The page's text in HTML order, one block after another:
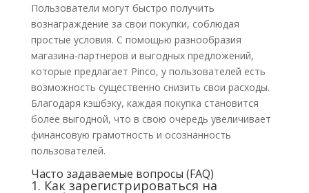
Пользователи могут быстро получить
вознаграждение за свои покупки, соблюдая
простые условия. С помощью разнообразия
магазина-партнеров и выгодных предложений,
которые предлагает Pinco, у пользователей есть
возможность существенно снизить свои расходы.
Благодаря кэшбэку, каждая покупка становится
более выгодной, что в свою очередь увеличивает
финансовую грамотность и осознанность
пользователей.
Часто задаваемые вопросы (FAQ)
1. Как зарегистрироваться на